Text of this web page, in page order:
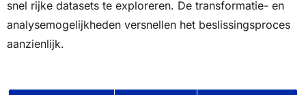
snel rijke datasets te exploreren. De transformatie- en
analysemogelijkheden versnellen het beslissingsproces
aanzienlijk.